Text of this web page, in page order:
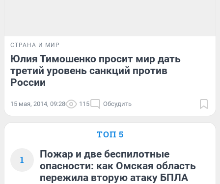
СТРАНА И МИР
Юлия Тимошенко просит мир дать
третий уровень санкций против
России
15 мая, 2014, 09:28 115 Обсудить
ТОП 5
1
Пожар и две беспилотные
опасности: как Омская область
пережила вторую атаку БПЛА